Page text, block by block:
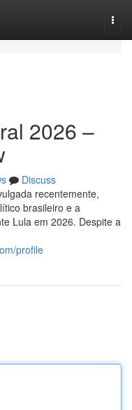
2026 –
Discuss
recentemente,
brasileiro e a
Lula em 2026. Despite a
profile